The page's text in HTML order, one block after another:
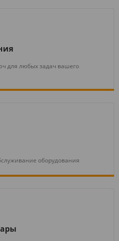
для любых задач вашего
оборудования